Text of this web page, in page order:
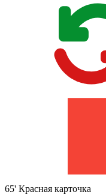
65' Красная карточка